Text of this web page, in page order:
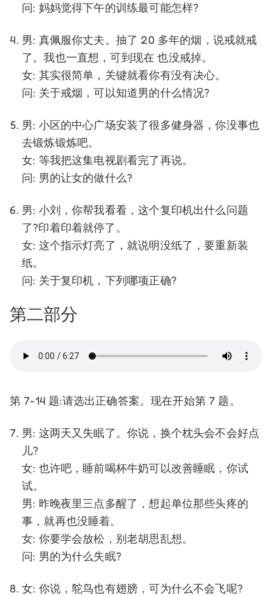
问: 妈妈觉得下午的训练最可能怎样?
男: 真佩服你丈夫。抽了 20 多年的烟，说戒就戒
了。我也一直想，可到现在 也没戒掉。
女: 其实很简单，关键就看你有没有决心。
问: 关于戒烟，可以知道男的什么情况?
男: 小区的中心广场安装了很多健身器，你没事也
去锻炼锻炼吧。
女: 等我把这集电视剧看完了再说。
问: 男的让女的做什么?
男: 小刘，你帮我看看，这个复印机出什么问题
了?印着印着就停了。
女: 这个指示灯亮了，就说明没纸了，要重新装
纸。
问: 关于复印机，下列哪项正确?
第二部分
第 7-14 题:请选出正确答案。现在开始第 7 题。
男: 这两天又失眠了。你说，换个枕头会不会好点
儿?
女: 也许吧，睡前喝杯牛奶可以改善睡眠，你试
试。
男: 昨晚夜里三点多醒了，想起单位那些头疼的
事，就再也没睡着。
女: 你要学会放松，别老胡思乱想。
问: 男的为什么失眠?
女: 你说，鸵鸟也有翅膀，可为什么不会飞呢?